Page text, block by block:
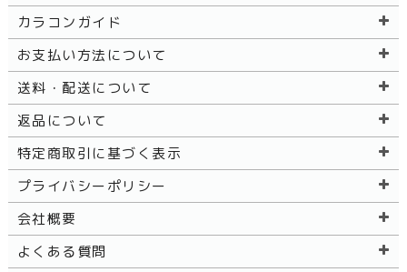
カラコンガイド
お支払い方法について
送料・配送について
返品について
特定商取引に基づく表示
プライバシーポリシー
会社概要
よくある質問